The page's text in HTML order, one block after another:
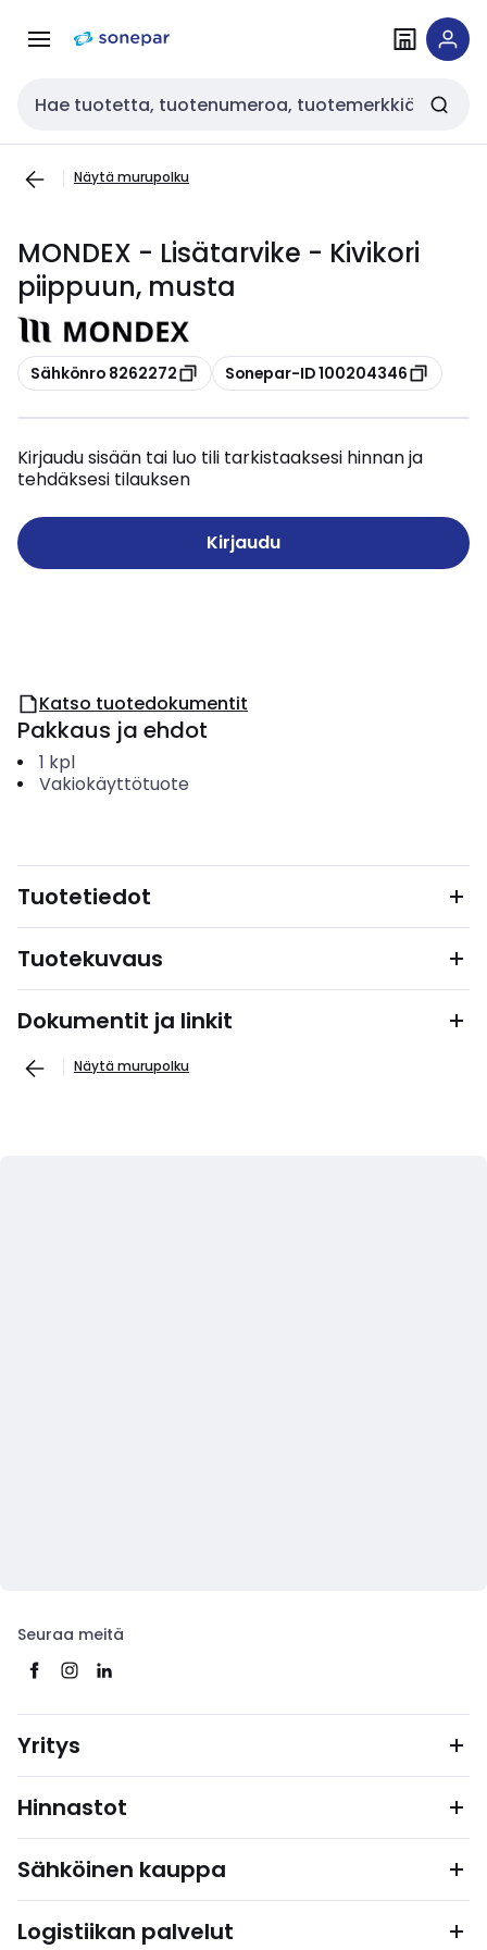
navigointiinsisältöön
Haku
Näytä murupolku
MONDEX - Lisätarvike - Kivikori
piippuun, musta
Kopioi
Sähkönro 8262272 Kopioi
Sonepar-ID 100204346
Kirjaudu sisään tai luo tili tarkistaaksesi hinnan ja
tehdäksesi tilauksen
Kirjaudu
Katso tuotedokumentit
Pakkaus ja ehdot
1 kpl
Vakiokäyttötuote
Tuotetiedot
Tuotekuvaus
Dokumentit ja linkit
Näytä murupolku
Seuraa meitä
Yritys
Hinnastot
Sähköinen kauppa
Logistiikan palvelut